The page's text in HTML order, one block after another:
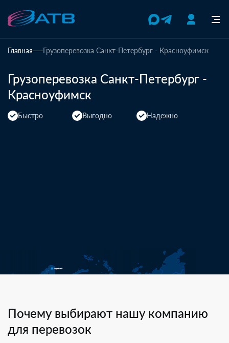
Главная Грузоперевозка Санкт-Петербург - Красноуфимск
Грузоперевозка Санкт-Петербург -
Красноуфимск
Быстро Выгодно Надежно
Почему выбирают нашу компанию
для перевозок